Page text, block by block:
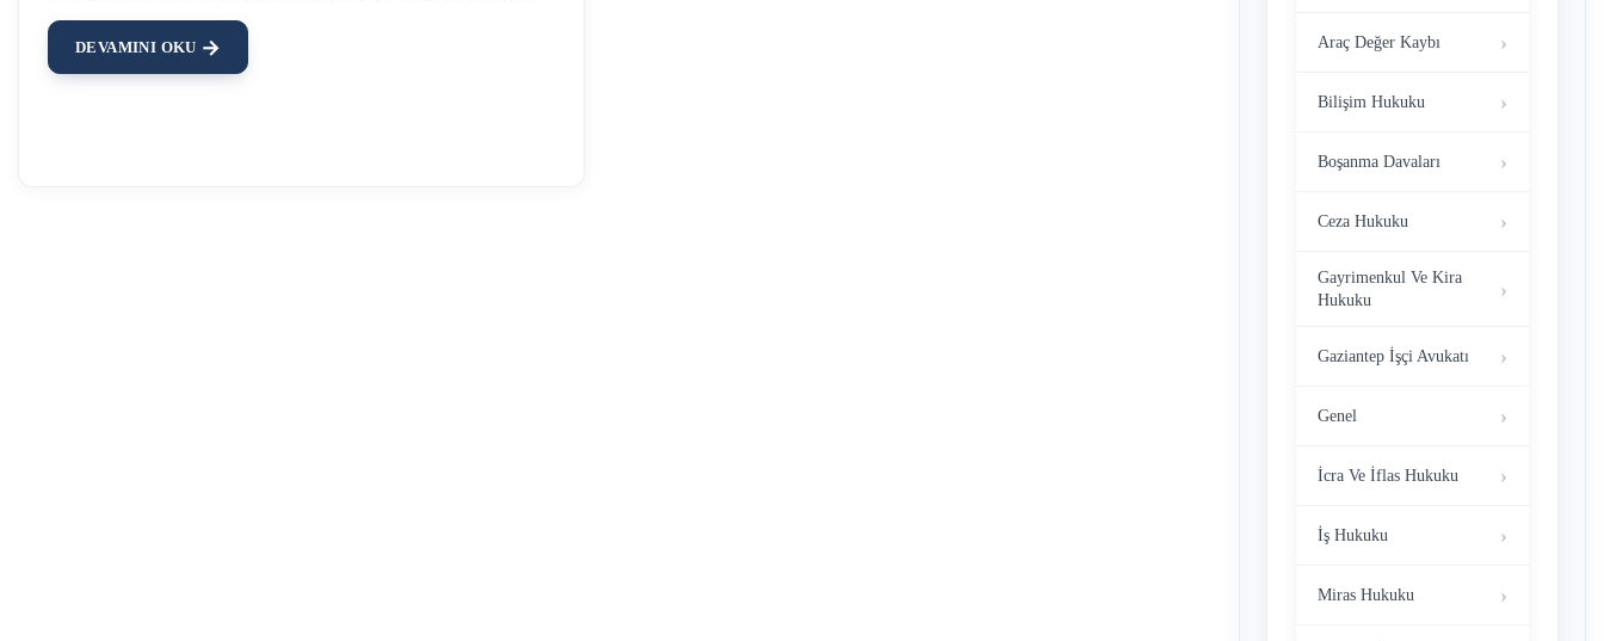
yaralamalı ya da maalesef ölümlü olarak sonuçlanabilmektedir. ‘Trafik
kazası sonucu maddi ve manevi tazminat davası’ başlıklı yazımızda bu
DEVAMINI OKU Araç Değer Kaybı
Bilişim Hukuku
Boşanma Davaları
Ceza Hukuku
Gayrimenkul Ve Kira
Hukuku
Gaziantep İşçi Avukatı
Genel
İcra Ve İflas Hukuku
İş Hukuku
Miras Hukuku